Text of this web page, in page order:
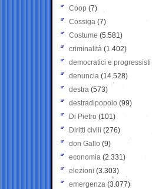
Coop (7)
Cossiga (7)
Costume (5.581)
criminalità (1.402)
democratici e progressisti
denuncia (14.528)
destra (573)
destradipopolo (99)
Di Pietro (101)
Diritti civili (276)
don Gallo (9)
economia (2.331)
elezioni (3.303)
emergenza (3.077)